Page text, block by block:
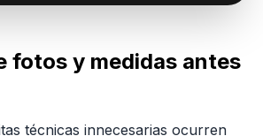
fotos y medidas antes
técnicas innecesarias ocurren